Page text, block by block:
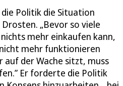
Politik die Situation
„Bevor so viele
mehr einkaufen kann,
mehr funktionieren
der Wache sitzt, muss
Er forderte die Politik